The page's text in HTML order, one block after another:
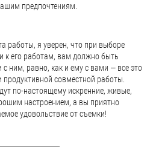
предпочтениям.
работы, я уверен, что при выборе
его работам, вам должно быть
ним, равно, как и ему с вами — все это
совместной работы.
по-настоящему искренние, живые,
настроением, а вы приятно
удовольствие от съемки!